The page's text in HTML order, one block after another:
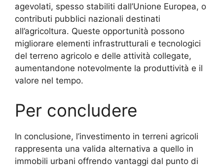
agevolati, spesso stabiliti dall’Unione Europea, o
contributi pubblici nazionali destinati
all’agricoltura. Queste opportunità possono
migliorare elementi infrastrutturali e tecnologici
del terreno agricolo e delle attività collegate,
aumentandone notevolmente la produttività e il
valore nel tempo.
Per concludere
In conclusione, l’investimento in terreni agricoli
rappresenta una valida alternativa a quello in
immobili urbani offrendo vantaggi dal punto di